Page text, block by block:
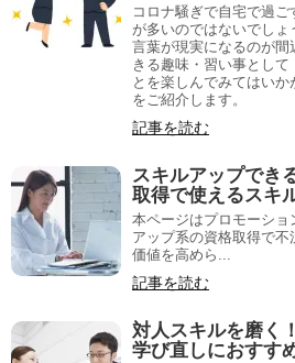
コロナ騒ぎで自宅で過
が多いのではないでし
言葉が現実になるのが
きる趣味・習い事とし
とを楽しんでみてはい
をご紹介します。
記事を読む
スキルアップでき
取得で使えるスキ
本ページはプロモーシ
アップ系の資格取得で
価値を高めら...
記事を読む
対人スキルを磨く
学び直しにおすす